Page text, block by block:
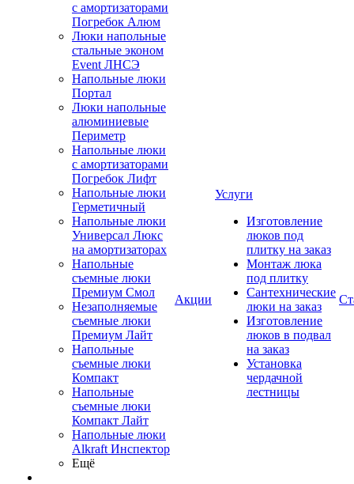
с амортизаторами
Погребок Алюм
Люки напольные
стальные эконом
Event ЛНСЭ
Напольные люки
Портал
Люки напольные
алюминиевые
Периметр
Напольные люки
с амортизаторами
Погребок Лифт
Напольные люки
Герметичный
Напольные люки
Универсал Люкс
на амортизаторах
Напольные
съемные люки
Премиум Смол
Незаполняемые
съемные люки
Премиум Лайт
Напольные
съемные люки
Компакт
Напольные
съемные люки
Компакт Лайт
Напольные люки
Alkraft Инспектор
Ещё
Акции
Услуги
Изготовление
люков под
плитку на заказ
Монтаж люка
под плитку
Сантехнические
люки на заказ
Изготовление
люков в подвал
на заказ
Установка
чердачной
лестницы